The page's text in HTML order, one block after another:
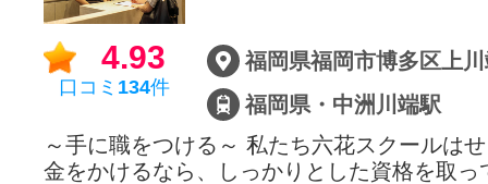
4.93
口コミ 134件
福岡県福岡市博多区上
福岡県・中洲川端駅
～手に職をつける～ 私たち六花スクールは
金をかけるなら、しっかりとした資格を取